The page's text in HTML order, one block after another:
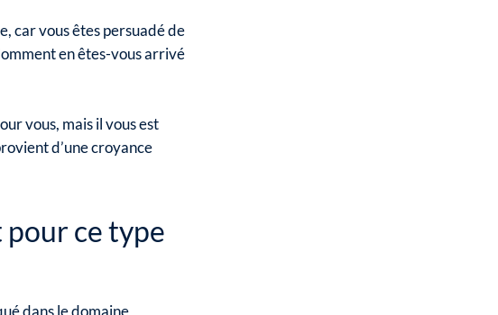
car vous êtes persuadé de
en êtes-vous arrivé
vous, mais il vous est
d’une croyance
pour ce type
dans le domaine